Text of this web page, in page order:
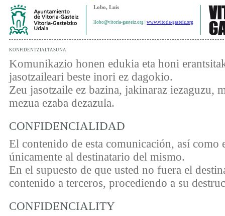
Lobo, Luis
llobo@vitoria-gasteiz.org www.vitoria-gasteiz.org
KONFIDENTZIALTASUNA
Komunikazio honen edukia eta honi
jasotzaileari beste inori ez dagokio.
Zeu jasotzaile ez bazina, jakinaraz iezaguzu,
mezua ezaba dezazula.
CONFIDENCIALIDAD
El contenido de esta comunicación, así
únicamente al destinatario del mismo.
En el supuesto de que usted no fuera el
contenido a terceros, procediendo a su
CONFIDENCIALITY